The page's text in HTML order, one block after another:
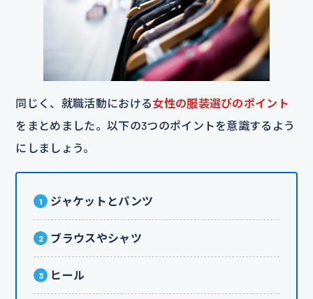
同じく、就職活動における女性の服装選びのポイント
をまとめました。以下の3つのポイントを意識するよう
にしましょう。
ジャケットとパンツ
ブラウスやシャツ
ヒール